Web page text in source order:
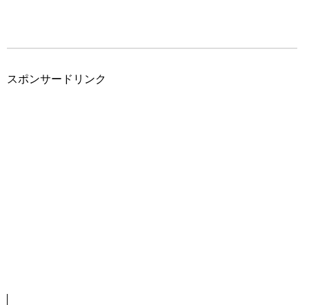
スポンサードリンク